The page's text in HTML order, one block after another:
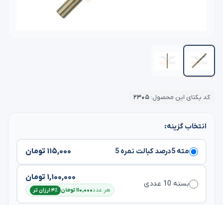
کد یکتای این محصول: ۲۳۰۵
انتخاب گزینه:
مته 5درصد کبالت نمره 5 ۱۱۵,۰۰۰ تومان
بسته 10 عددی
۱,۱۰۰,۰۰۰ تومان
هر عدد۱۱۰,۰۰۰ تومان ۴٪ ارزان تر